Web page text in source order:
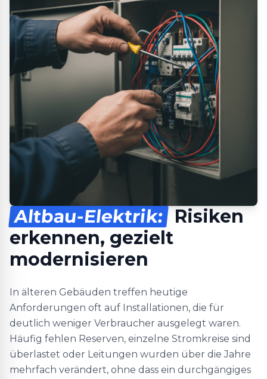
Altbau-Elektrik: Risiken
erkennen, gezielt
modernisieren
In älteren Gebäuden treffen heutige
Anforderungen oft auf Installationen, die für
deutlich weniger Verbraucher ausgelegt waren.
Häufig fehlen Reserven, einzelne Stromkreise sind
überlastet oder Leitungen wurden über die Jahre
mehrfach verändert, ohne dass ein durchgängiges